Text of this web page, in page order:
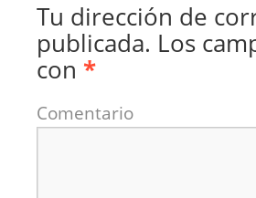
Tu dirección de
publicada. Los
con *
Comentario